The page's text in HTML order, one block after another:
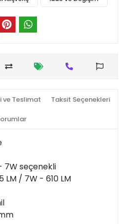
ve Teslimat Taksit Seçenekleri
7W seçenekli
LM / 7W - 610 LM